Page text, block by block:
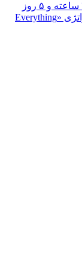
کوین‌بیس معاملات سهام آمریکا را به‌صورت ۲۴ ساعته و ۵ روز
هفته برای کاربران بریتانیا راه‌اندازی کرد و استراتژی «Everything